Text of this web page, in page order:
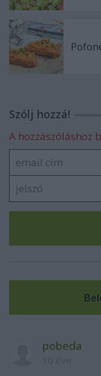
Szólj hozzá!
A hozzászóláshoz
pobeda